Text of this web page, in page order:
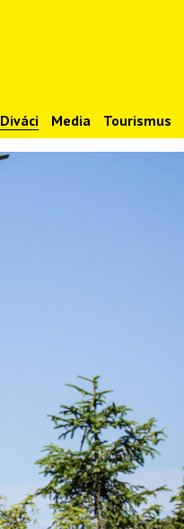
Diváci Media Tourismus